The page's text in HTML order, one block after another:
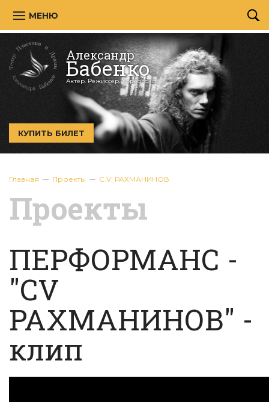
МЕНЮ
Александр
Бабенко
Актер. Режиссёр. Хореограф.
КУПИТЬ БИЛЕТ
Главная Проекты C.V. РАХМАНИНОВ
Проекты
ПЕРФОРМАНС -
"CV
РАХМАНИНОВ" -
клип